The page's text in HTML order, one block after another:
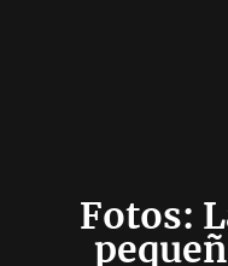
Fotos: